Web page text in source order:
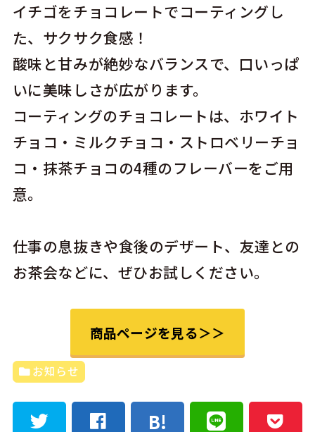
イチゴをチョコレートでコーティングし
た、サクサク食感！
酸味と甘みが絶妙なバランスで、口いっぱ
いに美味しさが広がります。
コーティングのチョコレートは、ホワイト
チョコ・ミルクチョコ・ストロベリーチョ
コ・抹茶チョコの4種のフレーバーをご用
意。
仕事の息抜きや食後のデザート、友達との
お茶会などに、ぜひお試しください。
商品ページを見る＞＞
お知らせ